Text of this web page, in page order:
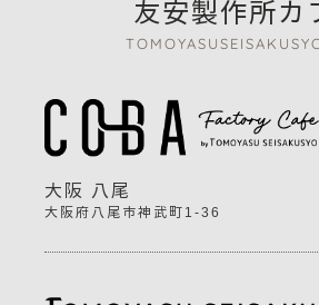
友安製作所カ
大阪 八尾
大阪府八尾市神武町1-36